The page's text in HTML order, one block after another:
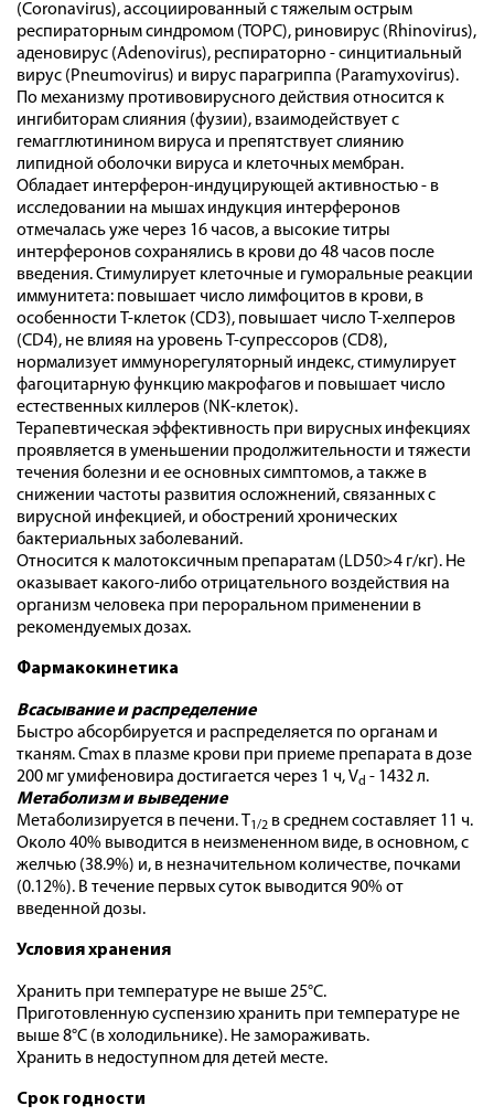
(Coronavirus), ассоциированный с тяжелым острым
респираторным синдромом (ТОРС), риновирус (Rhinovirus),
аденовирус (Adenovirus), респираторно - синцитиальный
вирус (Pneumovirus) и вирус парагриппа (Paramyxovirus).
По механизму противовирусного действия относится к
ингибиторам слияния (фузии), взаимодействует с
гемагглютинином вируса и препятствует слиянию
липидной оболочки вируса и клеточных мембран.
Обладает интерферон-индуцирующей активностью - в
исследовании на мышах индукция интерферонов
отмечалась уже через 16 часов, а высокие титры
интерферонов сохранялись в крови до 48 часов после
введения. Стимулирует клеточные и гуморальные реакции
иммунитета: повышает число лимфоцитов в крови, в
особенности Т-клеток (CD3), повышает число Т-хелперов
(CD4), не влияя на уровень Т-супрессоров (CD8),
нормализует иммунорегуляторный индекс, стимулирует
фагоцитарную функцию макрофагов и повышает число
естественных киллеров (NK-клеток).
Терапевтическая эффективность при вирусных инфекциях
проявляется в уменьшении продолжительности и тяжести
течения болезни и ее основных симптомов, а также в
снижении частоты развития осложнений, связанных с
вирусной инфекцией, и обострений хронических
бактериальных заболеваний.
Относится к малотоксичным препаратам (LD50>4 г/кг). Не
оказывает какого-либо отрицательного воздействия на
организм человека при пероральном применении в
рекомендуемых дозах.
Фармакокинетика
Всасывание и распределение
Быстро абсорбируется и распределяется по органам и
тканям. Cmax в плазме крови при приеме препарата в дозе
200 мг умифеновира достигается через 1 ч, Vd - 1432 л.
Метаболизм и выведение
Метаболизируется в печени. T1/2 в среднем составляет 11 ч.
Около 40% выводится в неизмененном виде, в основном, с
желчью (38.9%) и, в незначительном количестве, почками
(0.12%). В течение первых суток выводится 90% от
введенной дозы.
Условия хранения
Хранить при температуре не выше 25°С.
Приготовленную суспензию хранить при температуре не
выше 8°С (в холодильнике). Не замораживать.
Хранить в недоступном для детей месте.
Срок годности